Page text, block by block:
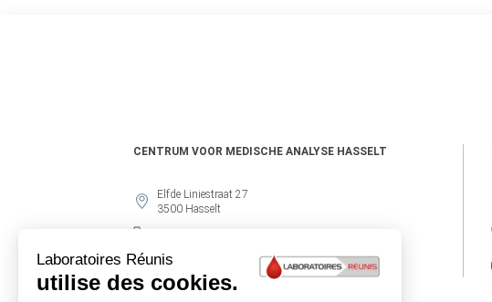
CENTRUM VOOR MEDISCHE ANALYSE HASSELT
Elfde Liniestraat 27
3500 Hasselt
Voir la fiche Itinéraire